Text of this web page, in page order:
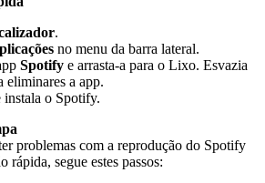
.
no menu da barra lateral.
Spotify e arrasta-a para o Lixo. Esvazia
eliminares a app.
instala o Spotify.
problemas com a reprodução do Spotify
rápida, segue estes passos: